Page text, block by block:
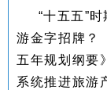
“十五五”
游金字招牌？
五年规划纲要
系统推进旅游